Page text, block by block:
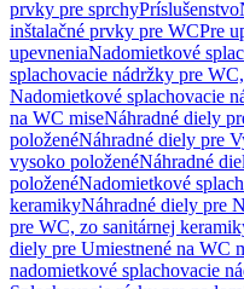
prvky pre sprchyPríslušenstvo
inštalačné prvky pre WCPre
upevneniaNadomietkové
splachovacie nádržky pre
Nadomietkové splachovacie
na WC miseNáhradné diely
položenéNáhradné diely pre
vysoko položenéNáhradné
položenéNadomietkové
keramikyNáhradné diely pre
pre WC, zo sanitárnej
diely pre Umiestnené na WC
nadomietkové splachovacie